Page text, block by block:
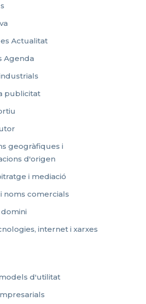
Actualitat
Agenda
publicitat
geogràfiques i
d'origen
i mediació
noms comercials
internet i xarxes
d'utilitat